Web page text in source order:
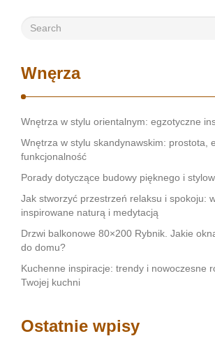
Wnęrza
Wnętrza w stylu orientalnym: egzotyczne
Wnętrza w stylu skandynawskim: prostota,
funkcjonalność
Porady dotyczące budowy pięknego i
Jak stworzyć przestrzeń relaksu i spokoju:
inspirowane naturą i medytacją
Drzwi balkonowe 80×200 Rybnik. Jakie
do domu?
Kuchenne inspiracje: trendy i nowoczesne
Twojej kuchni
Ostatnie wpisy